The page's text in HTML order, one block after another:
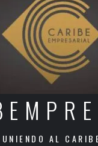
UNIENDO AL